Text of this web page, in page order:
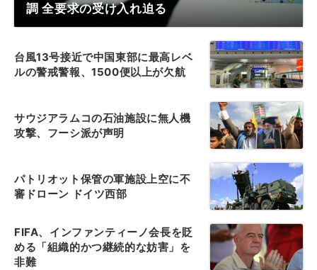
調 全要求の受け入れ迫る
台風13号接近で中国東部に最高レベ
ルの警戒警報、1500便以上が欠航
サウジアラムコの石油施設に無人機
攻撃、フーシ派が声明
パトリオット保管の軍施設上空に不
審ドローン ドイツ西部
FIFA、インファンティーノ会長を貶
める「組織的かつ継続的な妨害」を
非難